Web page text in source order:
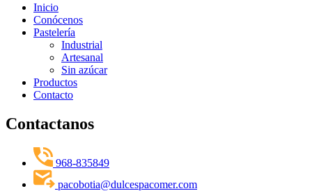
Inicio
Conócenos
Pastelería
Industrial
Artesanal
Sin azúcar
Productos
Contacto
Contactanos
968-835849
pacobotia@dulcespacomer.com